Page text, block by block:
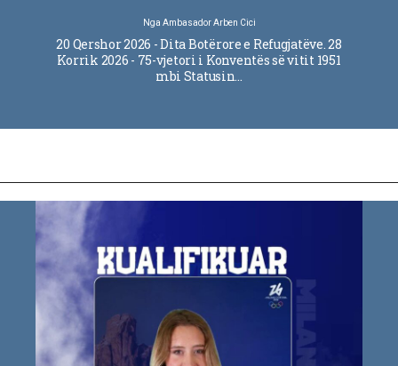
Nga Ambasador Arben Cici
20 Qershor 2026 - Dita Botërore e Refugjatëve. 28
Korrik 2026 - 75-vjetori i Konventës së vitit 1951
mbi Statusin…